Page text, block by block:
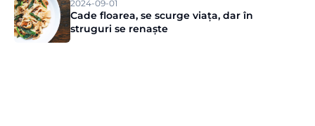
2024-09-01
Cade floarea, se scurge viața, dar în
struguri se renaște